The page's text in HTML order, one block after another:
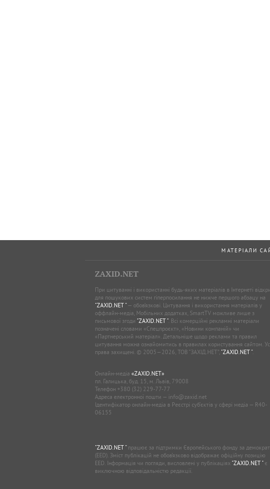
МАТЕРІАЛИ
ZAXID.NET
При цитуванні і використанні будь-яких матеріалів в Інтернеті
для пошукових систем гіперпосилання не нижче першого абзацу на
"ZAXID.NET "— обов’язкові. Цитування і використання матеріалів у
оффлайн-медіа, Мобільних додатках, SmartTV можливе лише з
письмової згоди "ZAXID.NET ". Всі комерційні рекламні матеріали
позначені словами «Спецпроєкт», «Новини компаній» чи
«Партнерський матеріал». Детальніше щодо реклами та правил
цитування можна ознайомитись в правилах користування сайтом.
права захищені. © 2005—2026, ТОВ “ЗАХІД.НЕТ”, "ZAXID.NET ".
Онлайн-медіа «ZAXID.NET»
пл. Галицька, буд. 15, м. Львів, 79008
Телефон +380 (32) 229-77-77
Адреса електронної пошти — info@zaxid.net
Ідентифікатор онлайн-медіа в Реєстрі суб'єктів у сфері медіа — R40-
06155
"ZAXID.NET "працює за підтримки Європейського фонду за
(EED). Зміст публікацій не обов’язково відображає офіційну позицію
EED. Інформація чи погляди, висловлені у публікаціях "ZAXID.NET "є
виключною відповідальністю редакції.